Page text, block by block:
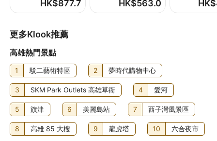
The Roof 是一間餐廳，主打令人垂涎的多國菜，何不到此享
用午餐或晚餐？想留在房中的話，你亦可善用客房送餐服務
渴！
HK$877.7 HK$563.0 HK$
更多Klook推薦
高雄熱門景點
1 駁二藝術特區 2 夢時代購物中心
3 SKM Park Outlets 高雄草衙 4 愛河
5 旗津 6 美麗島站 7 西子灣風景區
8 高雄 85 大樓 9 龍虎塔 10 六合夜市